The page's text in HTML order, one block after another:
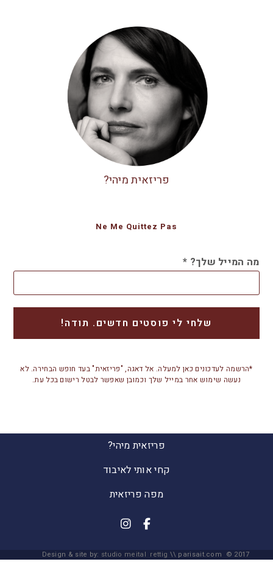
פריזאית מיהי?
Ne Me Quittez Pas
מה המייל שלך? *
*הרשמה לעדכונים כאן למעלה. אל דאגה, "פריזאית" בעד חופש הבחירה. לא
נעשה שימוש אחר במייל שלך וכמובן שאפשר לבטל רישום בכל עת.
פריזאית מיהי?
קחי אותי לאיבוד
מפה פריזאית
Design & site by: studio meital rettig \\ parisait.com © 2017